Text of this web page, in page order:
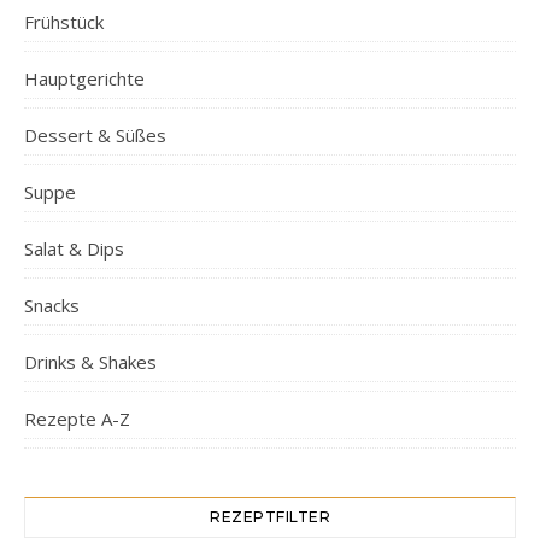
Frühstück
Hauptgerichte
Dessert & Süßes
Suppe
Salat & Dips
Snacks
Drinks & Shakes
Rezepte A-Z
REZEPTFILTER